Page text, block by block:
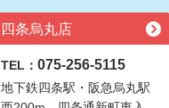
四条烏丸店
TEL： 075-256-5115
地下鉄四条駅・阪急烏丸駅